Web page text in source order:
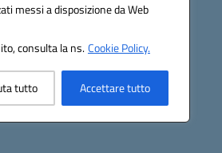
messi a disposizione da Web
consulta la ns.Cookie Policy.
tutto Accettare tutto